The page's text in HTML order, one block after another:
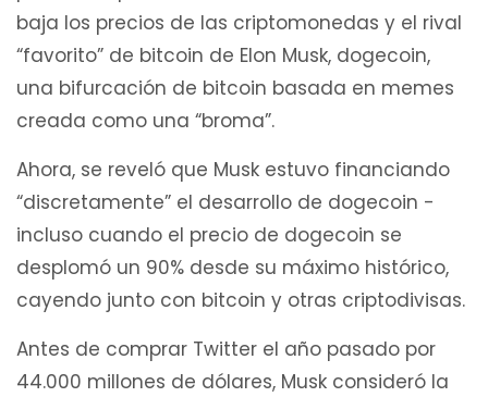
baja los precios de las criptomonedas y el rival
“favorito” de bitcoin de Elon Musk, dogecoin,
una bifurcación de bitcoin basada en memes
creada como una “broma”.
Ahora, se reveló que Musk estuvo financiando
“discretamente” el desarrollo de dogecoin -
incluso cuando el precio de dogecoin se
desplomó un 90% desde su máximo histórico,
cayendo junto con bitcoin y otras criptodivisas.
Antes de comprar Twitter el año pasado por
44.000 millones de dólares, Musk consideró la